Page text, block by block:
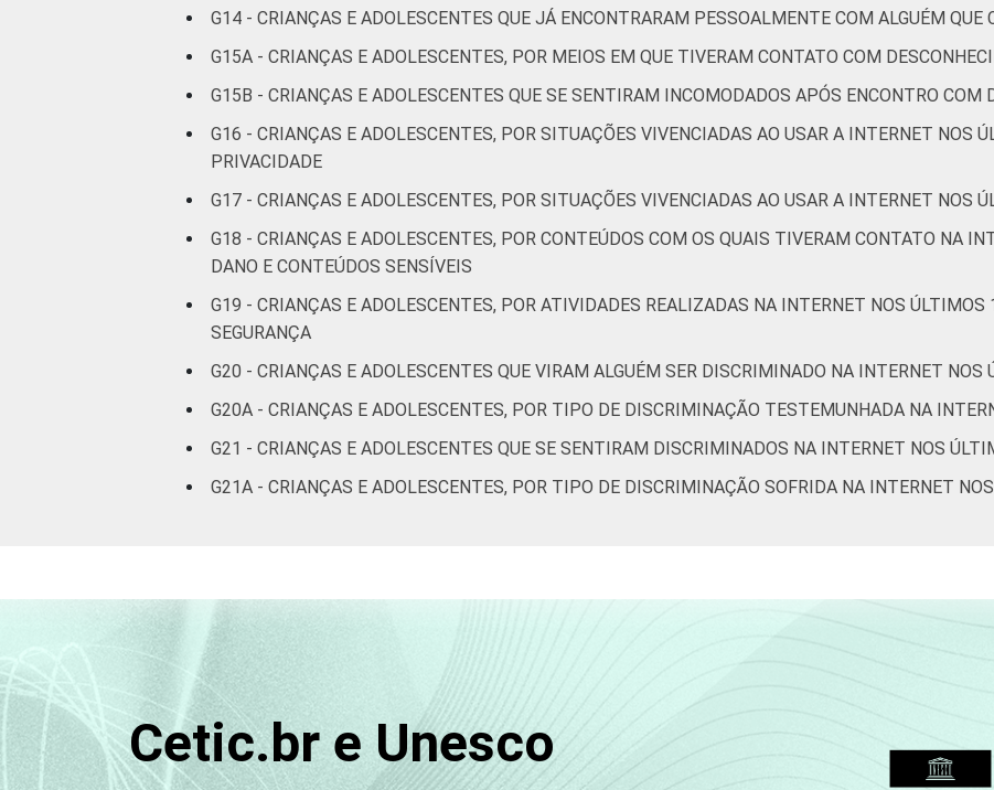
RENDA
Até 1 SM 4 2 5 2 1
Mais de 1
SM até 2 SM
Mais de 3
SM
8 2 11 3 3
Não tem
Não
1 1 7 2 2
Fonte: CGI.br/NIC.br, Centro Regional de Estudos para o Desenvolvimento da Sociedade da
por Crianças e Adolescentes no Brasil – TIC Kids Online Brasil 2017. ¹Dados coletados por meio de
G14 - CRIANÇAS E ADOLESCENTES QUE JÁ ENCONTRARAM PESSOALMENTE COM ALGUÉM QUE
G15A - CRIANÇAS E ADOLESCENTES, POR MEIOS EM QUE TIVERAM CONTATO COM
G15B - CRIANÇAS E ADOLESCENTES QUE SE SENTIRAM INCOMODADOS APÓS ENCONTRO COM
G16 - CRIANÇAS E ADOLESCENTES, POR SITUAÇÕES VIVENCIADAS AO USAR A INTERNET NOS
PRIVACIDADE
G17 - CRIANÇAS E ADOLESCENTES, POR SITUAÇÕES VIVENCIADAS AO USAR A INTERNET NOS
G18 - CRIANÇAS E ADOLESCENTES, POR CONTEÚDOS COM OS QUAIS TIVERAM CONTATO NA
DANO E CONTEÚDOS SENSÍVEIS
G19 - CRIANÇAS E ADOLESCENTES, POR ATIVIDADES REALIZADAS NA INTERNET NOS
SEGURANÇA
G20 - CRIANÇAS E ADOLESCENTES QUE VIRAM ALGUÉM SER DISCRIMINADO NA INTERNET NOS
G20A - CRIANÇAS E ADOLESCENTES, POR TIPO DE DISCRIMINAÇÃO TESTEMUNHADA NA
G21 - CRIANÇAS E ADOLESCENTES QUE SE SENTIRAM DISCRIMINADOS NA INTERNET NOS
G21A - CRIANÇAS E ADOLESCENTES, POR TIPO DE DISCRIMINAÇÃO SOFRIDA NA INTERNET
Cetic.br e Unesco